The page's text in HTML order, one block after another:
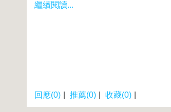
繼續閱讀...
回應(0) 推薦(0) 收藏(0)